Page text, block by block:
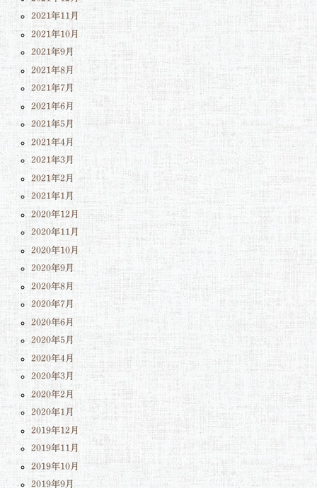
2021年11月
2021年10月
2021年9月
2021年8月
2021年7月
2021年6月
2021年5月
2021年4月
2021年3月
2021年2月
2021年1月
2020年12月
2020年11月
2020年10月
2020年9月
2020年8月
2020年7月
2020年6月
2020年5月
2020年4月
2020年3月
2020年2月
2020年1月
2019年12月
2019年11月
2019年10月
2019年9月